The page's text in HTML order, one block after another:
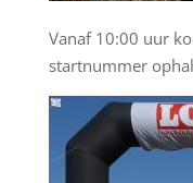
Vanaf 10:00 uur
startnummer